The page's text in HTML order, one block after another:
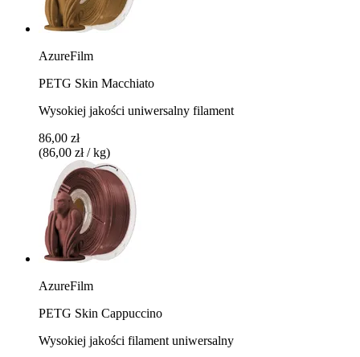
AzureFilm
PETG Skin Macchiato
Wysokiej jakości uniwersalny filament
86,00 zł
(86,00 zł / kg)
AzureFilm
PETG Skin Cappuccino
Wysokiej jakości filament uniwersalny